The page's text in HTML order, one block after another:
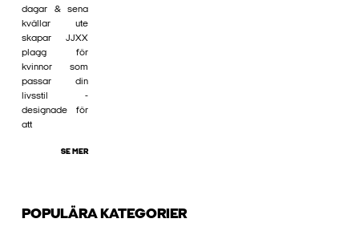
dagar & sena
kvällar ute
skapar JJXX
plagg för
kvinnor som
passar din
livsstil -
designade för
att
SE MER
POPULÄRA KATEGORIER